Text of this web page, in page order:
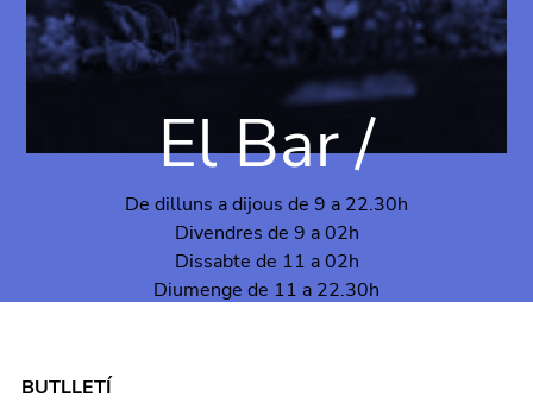
El Bar /
De dilluns a dijous de 9 a 22.30h
Divendres de 9 a 02h
Dissabte de 11 a 02h
Diumenge de 11 a 22.30h
BUTLLETÍ